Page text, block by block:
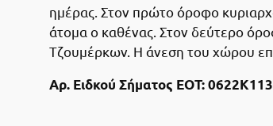
ημέρας. Στον πρώτο όροφο
άτομα ο καθένας. Στον δεύτερο
Τζουμέρκων. Η άνεση του χώρου
Αρ. Ειδκού Σήματος ΕΟΤ: